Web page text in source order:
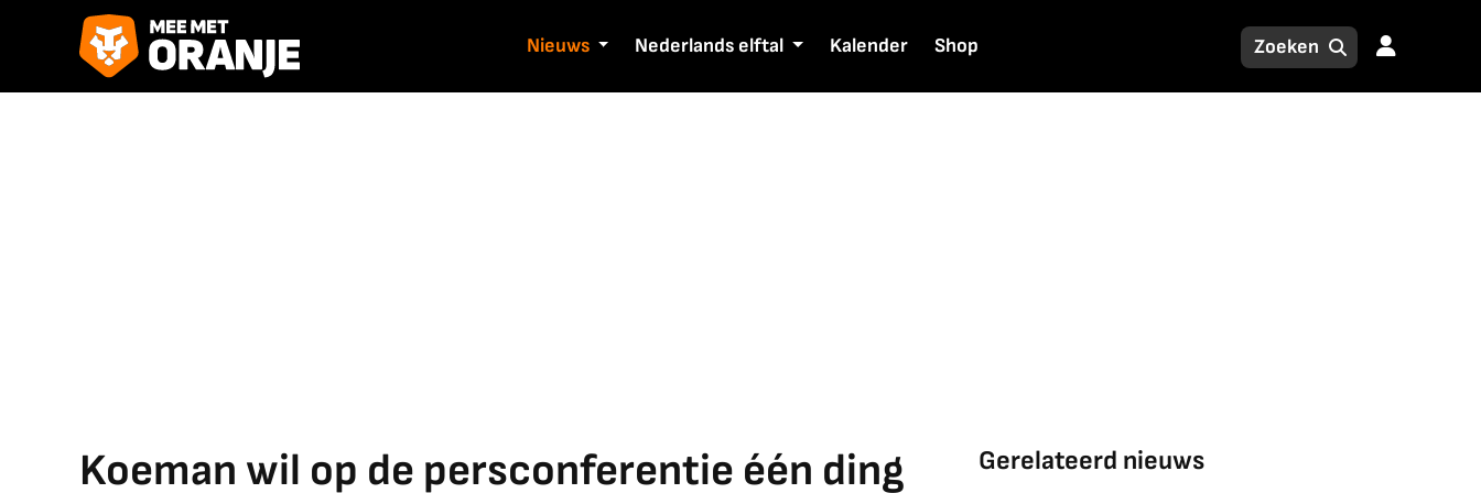
Nieuws Nederlands elftal Kalender Shop
Koeman wil op de persconferentie één ding Gerelateerd nieuws